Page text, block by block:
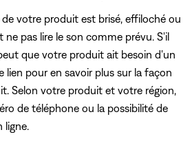
votre produit est brisé, effiloché ou
ne pas lire le son comme prévu. S'il
que votre produit ait besoin d'un
lien pour en savoir plus sur la façon
Selon votre produit et votre région,
de téléphone ou la possibilité de
ligne.